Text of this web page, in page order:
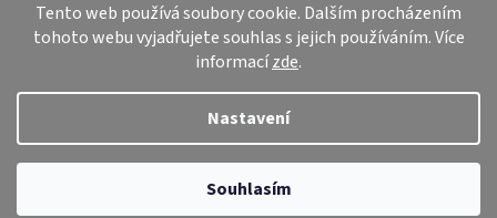
Tento web používá soubory cookie. Dalším procházením
tohoto webu vyjadřujete souhlas s jejich používáním. Více
informacízde.
Nastavení
Souhlasím